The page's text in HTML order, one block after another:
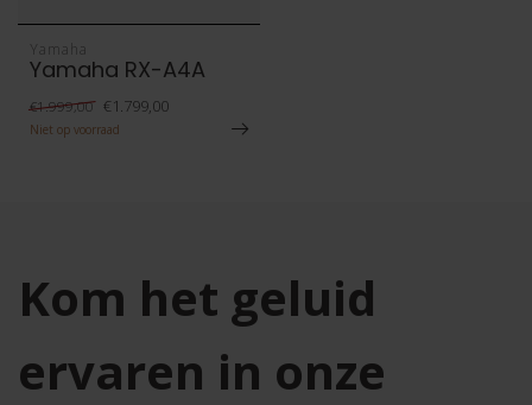
Yamaha
Yamaha RX-A4A
€1.999,00 €1.799,00
Niet op voorraad
Kom het geluid
ervaren in onze